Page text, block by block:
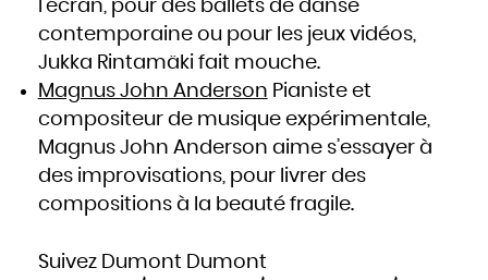
l’écran, pour des ballets de danse
contemporaine ou pour les jeux vidéos,
Jukka Rintamäki fait mouche.
Magnus John Anderson Pianiste et
compositeur de musique expérimentale,
Magnus John Anderson aime s’essayer à
des improvisations, pour livrer des
compositions à la beauté fragile.
Suivez Dumont Dumont